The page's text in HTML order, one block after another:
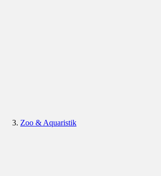
Zoo & Aquaristik